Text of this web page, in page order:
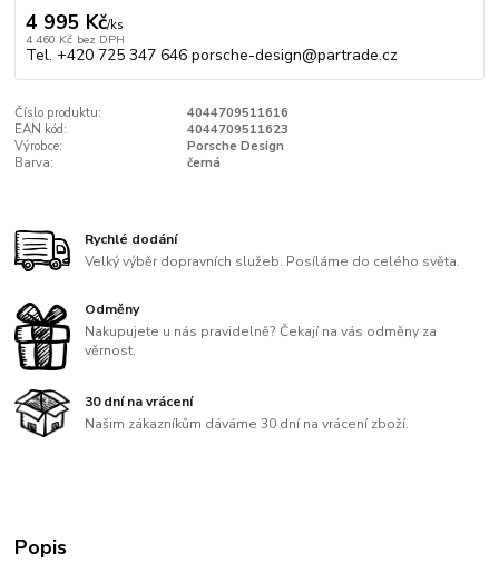
4 995 Kč/ks
4 460 Kč bez DPH
Tel. +420 725 347 646 porsche-design@partrade.cz
Číslo produktu:
4044709511616
EAN kód:
4044709511623
Výrobce:
Porsche Design
Barva:
černá
Rychlé dodání
Velký výběr dopravních služeb. Posíláme do celého světa.
Odměny
Nakupujete u nás pravidelně? Čekají na vás odměny za
věrnost.
30 dní na vrácení
Našim zákazníkům dáváme 30 dní na vrácení zboží.
Popis